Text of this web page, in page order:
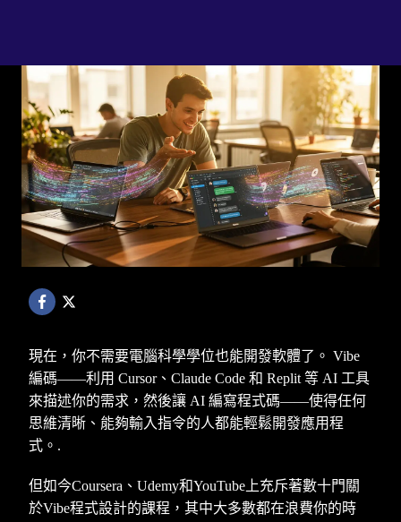
現在，你不需要電腦科學學位也能開發軟體了。 Vibe
編碼——利用 Cursor、Claude Code 和 Replit 等 AI 工具
來描述你的需求，然後讓 AI 編寫程式碼——使得任何
思維清晰、能夠輸入指令的人都能輕鬆開發應用程
式。.
但如今Coursera、Udemy和YouTube上充斥著數十門關
於Vibe程式設計的課程，其中大多數都在浪費你的時